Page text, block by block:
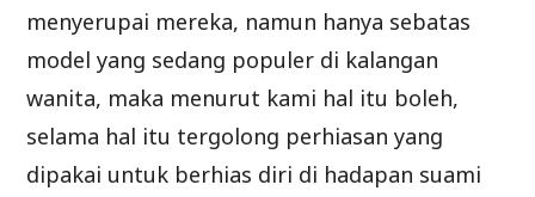
menyerupai mereka, namun hanya sebatas
model yang sedang populer di kalangan
wanita, maka menurut kami hal itu boleh,
selama hal itu tergolong perhiasan yang
dipakai untuk berhias diri di hadapan suami